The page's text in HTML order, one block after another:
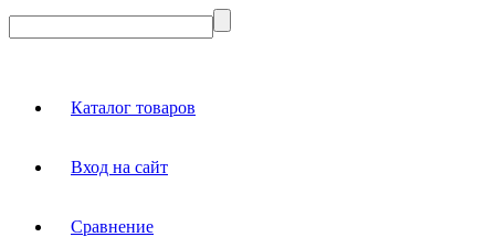
Каталог товаров
Вход на сайт
Сравнение